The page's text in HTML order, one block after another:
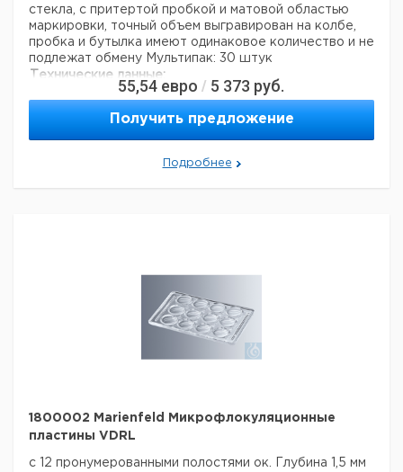
стекла, с притертой пробкой и матовой областью
маркировки, точный объем выгравирован на колбе,
пробка и бутылка имеют одинаковое количество и не
подлежат обмену Мультипак: 30 штук
Технические данные:
4250317309013
Данные для перевозки (реальные данные могут
55,54 евро / 5 373 руб.
Получить предложение
Подробнее
1800002 Marienfeld Микрофлокуляционные
пластины VDRL
с 12 пронумерованными полостями ок. Глубина 1,5 мм